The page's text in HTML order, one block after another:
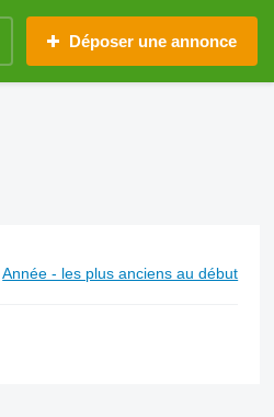
Déposer une annonce
Année - les plus anciens au début